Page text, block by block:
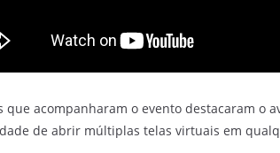
que acompanharam o evento destacaram o
de abrir múltiplas telas virtuais em